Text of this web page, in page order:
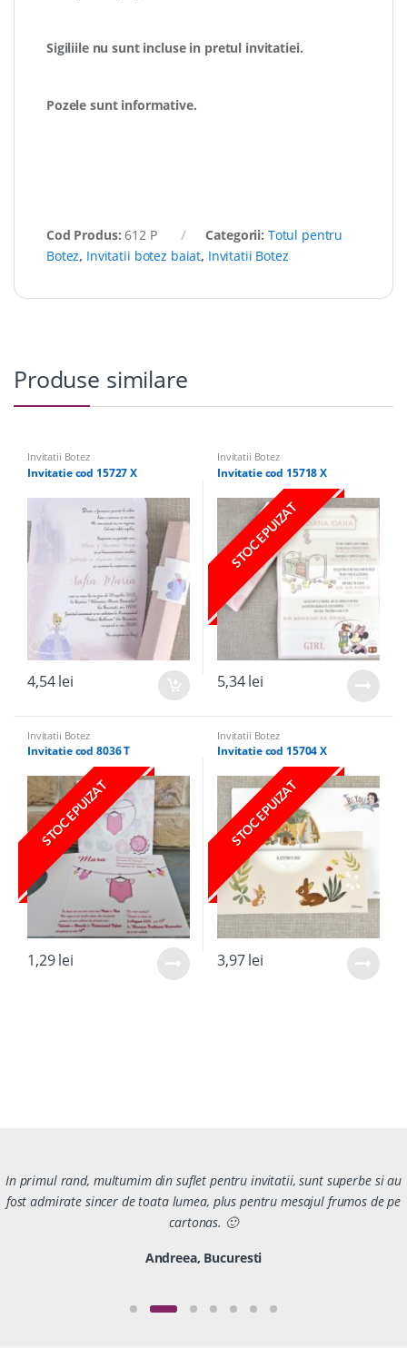
Sigiliile nu sunt incluse in pretul invitatiei.
Pozele sunt informative.
Cod Produs:612 P Categorii: Totul pentru
Botez, Invitatii botez baiat, Invitatii Botez
Produse similare
Invitatii Botez
Invitatie cod 15727 X
4,54lei
Invitatii Botez
Invitatie cod 15718 X
STOC EPUIZAT
5,34lei
Invitatii Botez
Invitatie cod 8036 T
STOC EPUIZAT
1,29lei
Invitatii Botez
Invitatie cod 15704 X
STOC EPUIZAT
3,97lei
In primul rand, multumim din suflet pentru invitatii, sunt superbe si au
fost admirate sincer de toata lumea, plus pentru mesajul frumos de pe
cartonas. 🙂
Andreea, Bucuresti